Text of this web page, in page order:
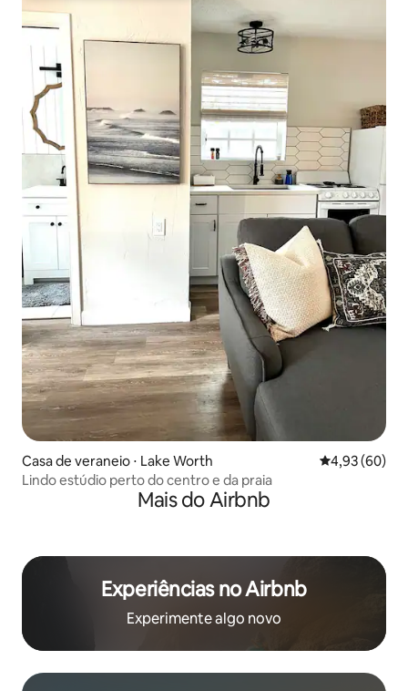
Casa de veraneio ⋅ Lake Worth 4,93 de uma
4,93 (60)
Lindo estúdio perto do centro e da praia
Mais do Airbnb
Experiências no Airbnb
Experimente algo novo